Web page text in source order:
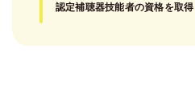
認定補聴器技能者の資格を取得